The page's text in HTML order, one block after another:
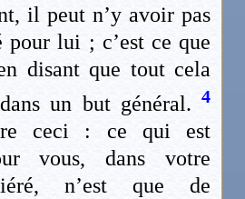
il peut n’y avoir pas
pour lui ; c’est ce que
disant que tout cela
un but général. 4
ceci : ce qui est
vous, dans votre
n’est que de